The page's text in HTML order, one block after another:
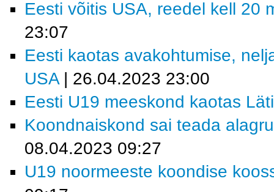
Eesti võitis USA, reedel kell 20
23:07
Eesti kaotas avakohtumise,
USA| 26.04.2023 23:00
Eesti U19 meeskond kaotas
Koondnaiskond sai teada
08.04.2023 09:27
U19 noormeeste koondise